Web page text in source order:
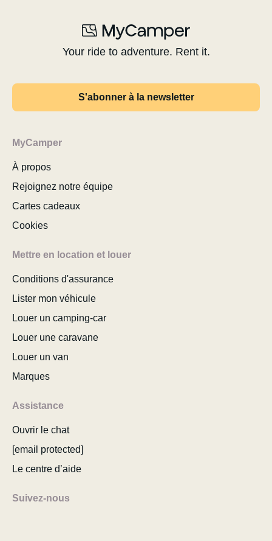
Your ride to adventure. Rent it.
S'abonner à la newsletter
MyCamper
À propos
Rejoignez notre équipe
Cartes cadeaux
Cookies
Mettre en location et louer
Conditions d'assurance
Lister mon véhicule
Louer un camping-car
Louer une caravane
Louer un van
Marques
Assistance
Ouvrir le chat
[email protected]
Le centre d’aide
Suivez-nous